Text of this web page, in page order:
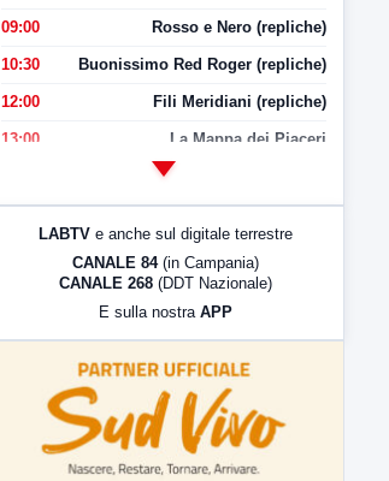
09:00 Rosso e Nero (repliche)
10:30 Buonissimo Red Roger (repliche)
12:00 Fili Meridiani (repliche)
13:00 La Mappa dei Piaceri
LabNews (Diretta)
LabNews (replica)
LABTV e anche sul digitale terrestre
CANALE 84 (in Campania)
CANALE 268 (DDT Nazionale)
E sulla nostra APP